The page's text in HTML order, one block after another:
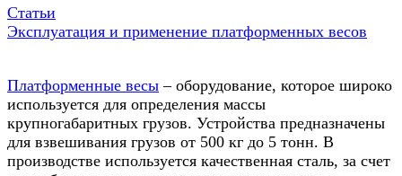
Статьи
Эксплуатация и применение платформенных весов
Платформенные весы – оборудование, которое широко
используется для определения массы
крупногабаритных грузов. Устройства предназначены
для взвешивания грузов от 500 кг до 5 тонн. В
производстве используется качественная сталь, за счет